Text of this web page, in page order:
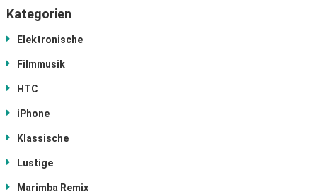
Kategorien
Elektronische
Filmmusik
HTC
iPhone
Klassische
Lustige
Marimba Remix